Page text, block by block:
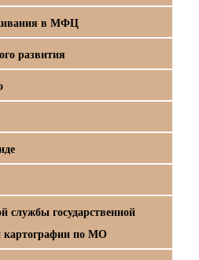
в МФЦ
развития
службы государственной
картографии по МО